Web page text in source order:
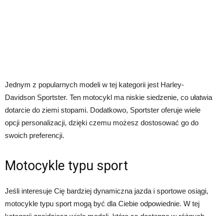
Jednym z popularnych modeli w tej kategorii jest Harley-
Davidson Sportster. Ten motocykl ma niskie siedzenie, co ułatwia
dotarcie do ziemi stopami. Dodatkowo, Sportster oferuje wiele
opcji personalizacji, dzięki czemu możesz dostosować go do
swoich preferencji.
Motocykle typu sport
Jeśli interesuje Cię bardziej dynamiczna jazda i sportowe osiągi,
motocykle typu sport mogą być dla Ciebie odpowiednie. W tej